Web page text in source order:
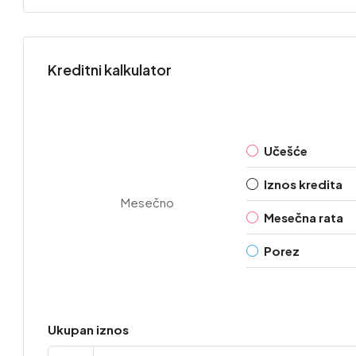
Kreditni kalkulator
Mesečno
Učešće
Iznos kredita
Mesečna rata
Porez
Ukupan iznos